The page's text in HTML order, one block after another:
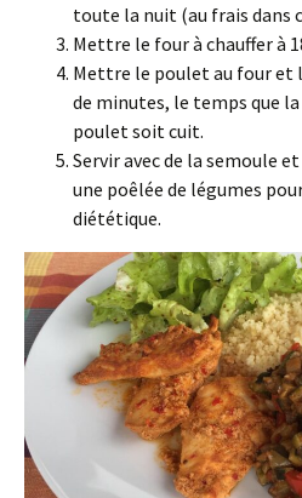
toute la nuit (au frais dans
Mettre le four à chauffer à
Mettre le poulet au four et
de minutes, le temps que
poulet soit cuit.
Servir avec de la semoule
une poêlée de légumes
diététique.